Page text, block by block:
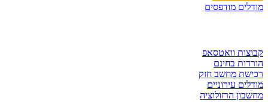
מודפסים
וואטסאפ
בחינם
מחשב חזק
עירוניים
הרזולוציה